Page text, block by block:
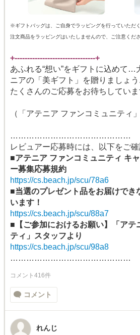
※ギフトバッグは、ご自身でラッピングを行っていただ
注文商品をラッピングはいたしませんので、ご注意くださ
+--------------------------------+
あふれる“想い”をギフトに込めて…
ニアの「美ギフト」を贈りましょう
たくさんのご応募をお待ちしていま
（「アテニア ファンコミュニティ
………………………………………
レビュアー応募時には、以下をご確
■アテニア ファンコミュニティ キ
ー募集応募規約
https://cs.beach.jp/scu/78a6
■当選のプレゼント品をお届けでき
います！
https://cs.beach.jp/scu/88a7
■【ご参加におけるお願い】「アテ
ティ」スタッフより
https://cs.beach.jp/scu/98a8
………………………………………
コメント416件
コメント
れんじ